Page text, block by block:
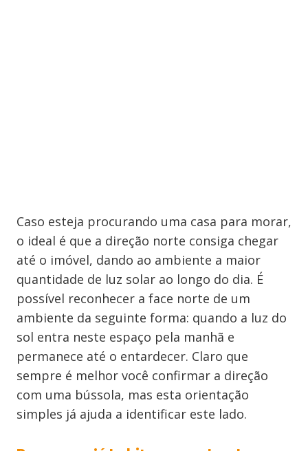
Caso esteja procurando uma casa para morar,
o ideal é que a direção norte consiga chegar
até o imóvel, dando ao ambiente a maior
quantidade de luz solar ao longo do dia. É
possível reconhecer a face norte de um
ambiente da seguinte forma: quando a luz do
sol entra neste espaço pela manhã e
permanece até o entardecer. Claro que
sempre é melhor você confirmar a direção
com uma bússola, mas esta orientação
simples já ajuda a identificar este lado.